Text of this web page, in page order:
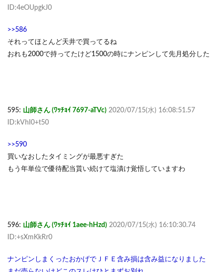
ID:4eOUpgkJ0
>>586
それってほとんど天井で買ってるね
おれも2000で持ってたけど1500の時にナンピンして先月処分した
595: 山師さん (ﾜｯﾁｮｲ 7697-aTVc) 2020/07/15(水) 16:08:51.57
ID:kVhI0+t50
>>590
買いなおしたタイミングが最悪すぎた
もう年単位で優待配当貰い続けて塩漬け覚悟していますわ
596: 山師さん (ﾜｯﾁｮｲ 1aee-hHzd) 2020/07/15(水) 16:10:30.74
ID:+sXmKkRr0
ナンピンしまくったおかげでＪＦＥ含み損は含み益になりました